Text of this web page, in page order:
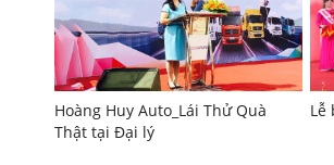
Hoàng Huy Auto_Lái Thử Quà
Thật tại Đại lý
Lễ